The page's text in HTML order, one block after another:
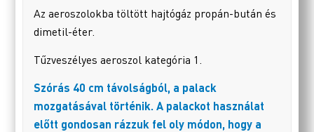
Az aeroszolokba töltött hajtógáz propán-bután és
dimetil-éter.
Tűzveszélyes aeroszol kategória 1.
Szórás 40 cm távolságból, a palack
mozgatásával történik. A palackot használat
előtt gondosan rázzuk fel oly módon, hogy a